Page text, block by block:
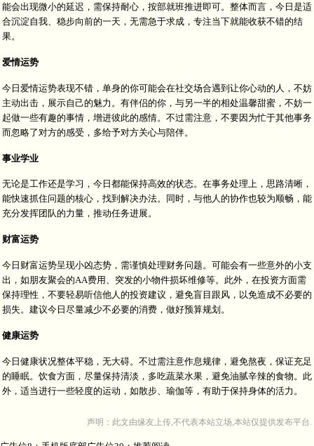
能会出现微小的延迟，需保持耐心，按部就班推进即可。整体而言，今日是适
合沉淀自我、稳步向前的一天，无需急于求成，专注当下就能收获不错的结
果。
爱情运势
今日爱情运势表现不错，单身的你可能会在社交场合遇到让你心动的人，不妨
主动出击，展示自己的魅力。有伴侣的你，与另一半的相处温馨甜蜜，不妨一
起做一些有趣的事情，增进彼此的感情。不过需注意，不要因为忙于其他事务
而忽略了对方的感受，多给予对方关心与陪伴。
事业学业
无论是工作还是学习，今日都能保持高效的状态。在事务处理上，思路清晰，
能快速抓住问题的核心，找到解决办法。同时，与他人的协作也较为顺畅，能
充分发挥团队的力量，推动任务进展。
财富运势
今日财富运势呈现小凶态势，需谨慎处理财务问题。可能会有一些意外的小支
出，如朋友聚会的AA费用、突发的小物件损坏维修等。此外，在投资方面需
保持理性，不要轻易听信他人的投资建议，避免盲目跟风，以免造成不必要的
损失。建议今日尽量减少不必要的消费，做好预算规划。
健康运势
今日健康状况整体平稳，无大碍。不过需注意作息规律，避免熬夜，保证充足
的睡眠。饮食方面，尽量保持清淡，多吃蔬菜水果，避免油腻辛辣的食物。此
外，适当进行一些轻度的运动，如散步、瑜伽等，有助于保持身体的活力。
声明：此文由缘友 上传,不代表本站立场,本站仅提供发布平台.